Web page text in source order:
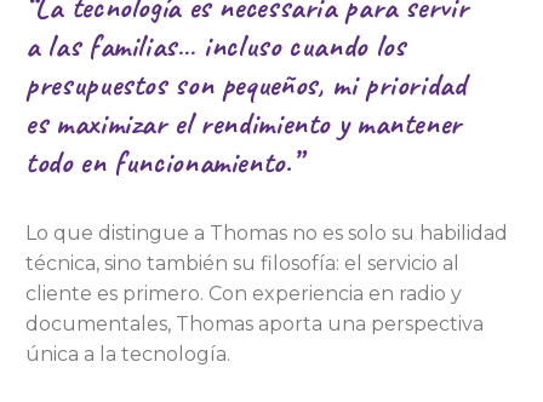
a las familias… incluso cuando los
presupuestos son pequeños, miprioridad
es maximizar el rendimiento y mantener
todo en funcionamiento.”
Lo que distingue a Thomas no es solo su habilidad
técnica, sino también su filosofía: el servicio al
cliente es primero. Con experiencia en radio y
documentales, Thomas aporta una perspectiva
única a la tecnología.